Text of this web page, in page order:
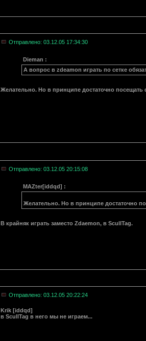
Отправлено: 03.12.05 17:34:30
Dieman :
А вопрос в zdeamon играть по сетке
Желательно. Но в принципе достаточно
Отправлено: 03.12.05 20:15:08
MAZter[iddqd] :
Желательно. Но в принципе достаточно
В крайняк играть заместо Zdaemon, в ScullTag.
Отправлено: 03.12.05 20:22:24
Krik [iddqd]
в ScullTag в него мы не играем...